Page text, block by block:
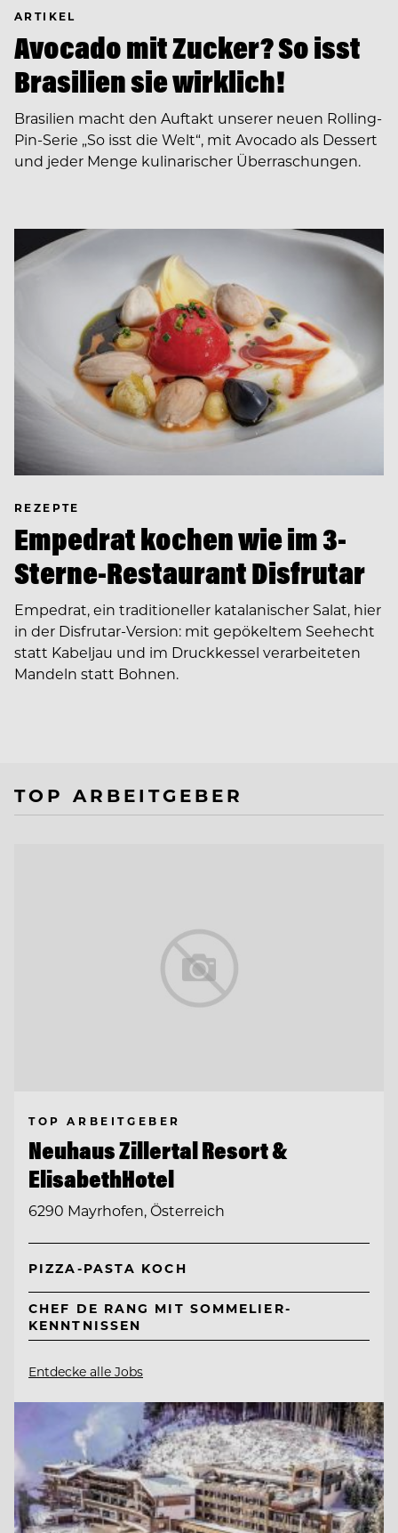
ARTIKEL
Avocado mit Zucker? So isst
Brasilien sie wirklich!
Brasilien macht den Auftakt unserer neuen Rolling-
Pin-Serie „So isst die Welt“, mit Avocado als Dessert
und jeder Menge kulinarischer Überraschungen.
REZEPTE
Empedrat kochen wie im 3-
Sterne-Restaurant Disfrutar
Empedrat, ein traditioneller katalanischer Salat, hier
in der Disfrutar-Version: mit gepökeltem Seehecht
statt Kabeljau und im Druckkessel verarbeiteten
Mandeln statt Bohnen.
TOP ARBEITGEBER
TOP ARBEITGEBER
Neuhaus Zillertal Resort &
ElisabethHotel
6290 Mayrhofen, Österreich
PIZZA-PASTA KOCH
CHEF DE RANG MIT SOMMELIER-
KENNTNISSEN
Entdecke alle Jobs